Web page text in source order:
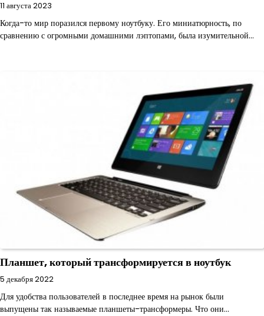
11 августа 2023
Когда-то мир поразился первому ноутбуку. Его миниатюрность, по
сравнению с огромными домашними лэптопами, была изумительной…
Планшет, который трансформируется в ноутбук
5 декабря 2022
Для удобства пользователей в последнее время на рынок были
выпущены так называемые планшеты-трансформеры. Что они…